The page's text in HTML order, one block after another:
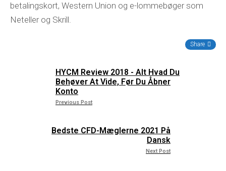
betalingskort, Western Union og e-lommebøger som
Neteller og Skrill.
Share
HYCM Review 2018 - Alt Hvad Du
Behøver At Vide, Før Du Åbner
Konto
Previous Post
Bedste CFD-Mæglerne 2021 På
Dansk
Next Post